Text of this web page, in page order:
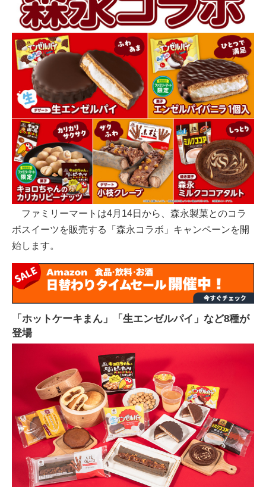
ファミリーマートは4月14日から、森永製菓とのコラ
ボスイーツを販売する「森永コラボ」キャンペーンを開
始します。
「ホットケーキまん」「生エンゼルパイ」など8種が
登場